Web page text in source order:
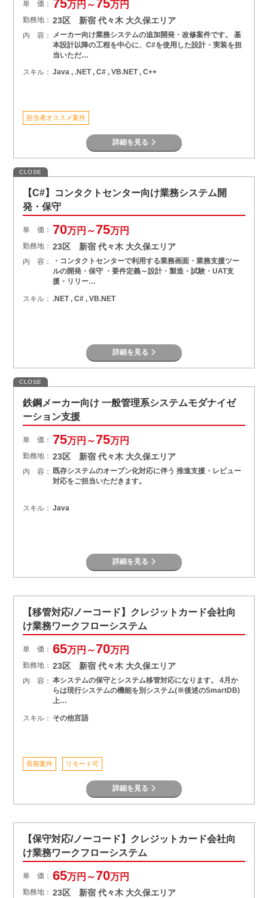
単 価： 75万円～75万円
勤務地： 23区 新宿 代々木 大久保エリア
内 容： メーカー向け業務システムの追加開発・改修案件です。 基
本設計以降の工程を中心に、C#を使用した設計・実装を担
当いただ…
スキル： Java , .NET , C# , VB.NET , C++
担当者オススメ案件
詳細を見る
CLOSE
【C#】コンタクトセンター向け業務システム開
発・保守
単 価： 70万円～75万円
勤務地： 23区 新宿 代々木 大久保エリア
内 容：
・コンタクトセンターで利用する業務画面・業務支援ツー
ルの開発・保守 ・要件定義～設計・製造・試験・UAT支
援・リリー…
スキル： .NET , C# , VB.NET
詳細を見る
CLOSE
鉄鋼メーカー向け 一般管理系システムモダナイゼ
ーション支援
単 価： 75万円～75万円
勤務地： 23区 新宿 代々木 大久保エリア
内 容：
既存システムのオープン化対応に伴う 推進支援・レビュー
対応をご担当いただきます。
スキル： Java
詳細を見る
【移管対応/ノーコード】クレジットカード会社向
け業務ワークフローシステム
単 価： 65万円～70万円
勤務地： 23区 新宿 代々木 大久保エリア
内 容： 本システムの保守とシステム移管対応になります。 4月か
らは現行システムの機能を別システム(※後述のSmartDB)
上…
スキル： その他言語
長期案件 リモート可
詳細を見る
【保守対応/ノーコード】クレジットカード会社向
け業務ワークフローシステム
単 価： 65万円～70万円
勤務地： 23区 新宿 代々木 大久保エリア